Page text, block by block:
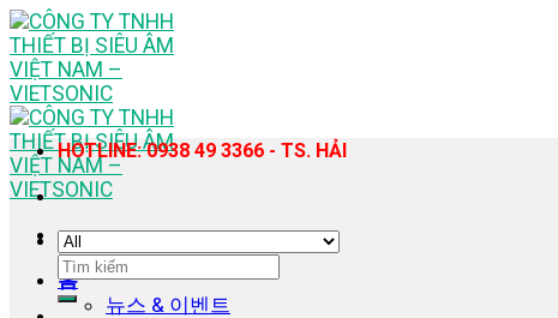
Skip
to
content
홈
뉴스 & 이벤트
HOTLINE: 0938 49 3366 - TS. HẢI
검
색: